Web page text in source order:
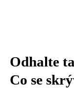
Odhalte
Co se